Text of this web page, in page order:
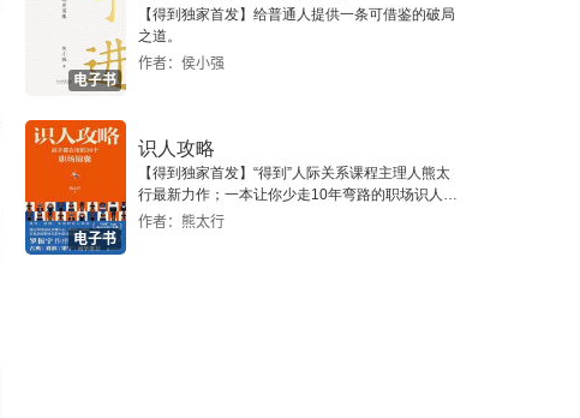
电子书
【得到独家首发】给普通人提供一条可借鉴的破局
之道。
作者：侯小强
电子书
识人攻略
【得到独家首发】“得到”人际关系课程主理人熊太
行最新力作；一本让你少走10年弯路的职场识人指
南。
作者：熊太行